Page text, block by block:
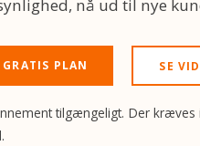
nå ud til nye
PLAN SE
tilgængeligt. Der